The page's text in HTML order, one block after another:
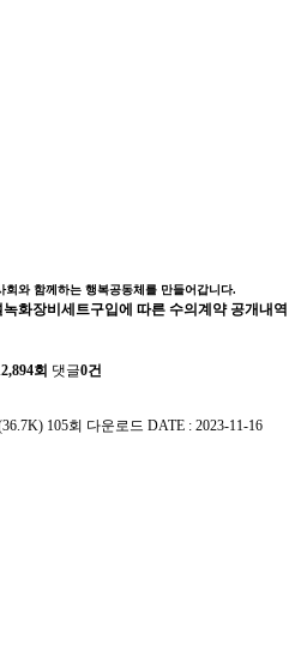
회와 함께하는 행복공동체를 만들어갑니다.
화장비세트구입에 따른 수의계약 공개내역
회 댓글0건
105회 다운로드 DATE : 2023-11-16